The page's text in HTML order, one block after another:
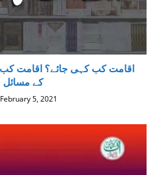
کے مسائل
February 5, 2021